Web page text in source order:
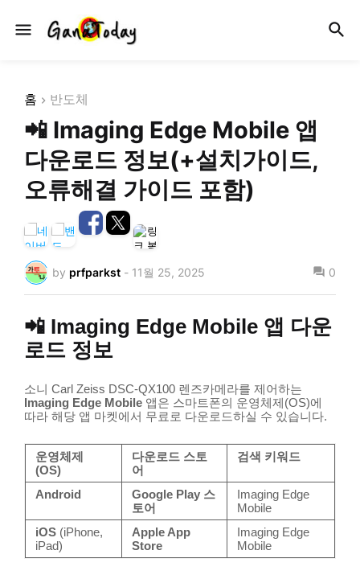
홈 반도체
📲 Imaging Edge Mobile 앱
다운로드 정보(+설치가이드,
오류해결 가이드 포함)
by prfparkst - 11월 25, 2025 0
📲 Imaging Edge Mobile 앱 다운
로드 정보
소니 Carl Zeiss DSC-QX100 렌즈카메라를 제어하는
Imaging Edge Mobile 앱은 스마트폰의 운영체제(OS)에
따라 해당 앱 마켓에서 무료로 다운로드하실 수 있습니다.
운영체제
(OS)
다운로드 스토
어
검색 키워드
Android
Google Play 스
토어
Imaging Edge
Mobile
iOS (iPhone,
iPad)
Apple App
Store
Imaging Edge
Mobile